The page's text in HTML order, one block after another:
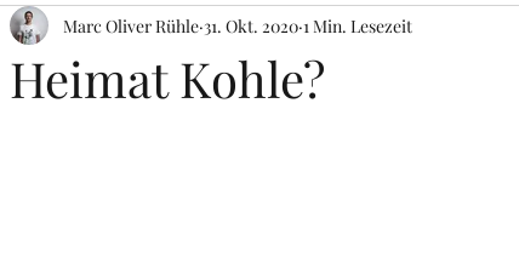
Heimat Kohle?
Marc Oliver Rühle 31. Okt. 2020 1 Min. Lesezeit